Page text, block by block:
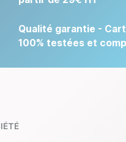
Qualité garantie -
100% testées et